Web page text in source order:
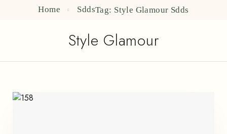
Home Sdds Tag: Style Glamour Sdds
Style Glamour